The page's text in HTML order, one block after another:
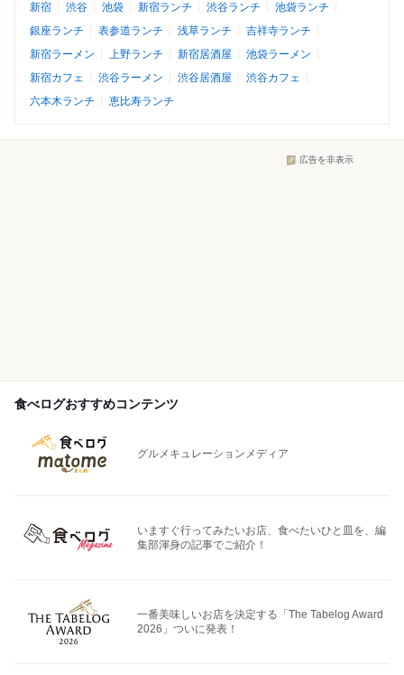
新宿 渋谷 池袋 新宿ランチ 渋谷ランチ
池袋ランチ
銀座ランチ
表参道ランチ 浅草ランチ
吉祥寺ランチ
新宿ラーメン
上野ランチ 新宿居酒屋
池袋ラーメン
新宿カフェ
渋谷ラーメン 渋谷居酒屋
渋谷カフェ
六本木ランチ
恵比寿ランチ
広告を非表示
食べログおすすめコンテンツ
グルメキュレーションメディア
いますぐ行ってみたいお店、食べたいひと皿を、編
集部渾身の記事でご紹介！
一番美味しいお店を決定する「The Tabelog Award
2026」ついに発表！